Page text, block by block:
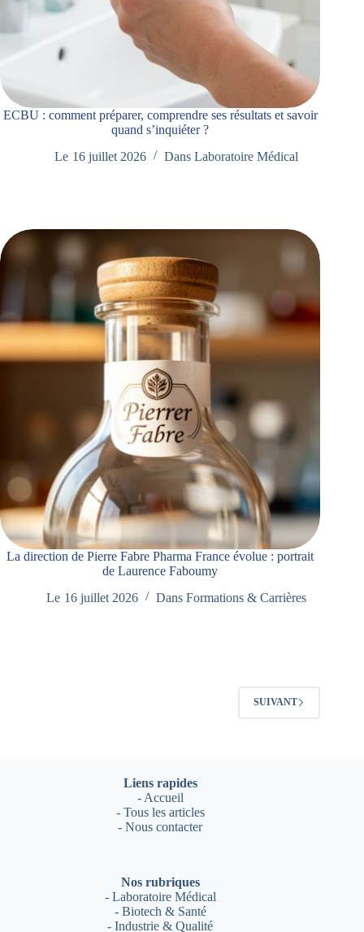
ECBU : comment préparer, comprendre ses résultats et savoir
quand s’inquiéter ?
Le 16 juillet 2026 Dans Laboratoire Médical
La direction de Pierre Fabre Pharma France évolue : portrait
de Laurence Faboumy
Le 16 juillet 2026 Dans Formations & Carrières
SUIVANT
Liens rapides
- Accueil
- Tous les articles
-Nous contacter
Nos rubriques
- Laboratoire Médical
- Biotech & Santé
-Industrie & Qualité